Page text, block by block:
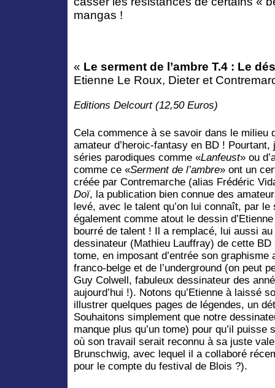
mangas !
« Le serment de l’ambre T.4 : Le
Etienne Le Roux, Dieter et
Editions Delcourt (12,50 Euros)
Cela commence à se savoir dans le milieu
amateur d’heroic-fantasy en BD !
séries parodiques comme «Lanfeust» ou
comme ce «Serment de l’ambre» ont un
créée par Contremarche (alias Frédéric
Doï, la publication bien connue des
levé, avec le talent qu’on lui connaît, par
également comme atout le dessin
bourré de talent ! Il a remplacé, lui aussi
dessinateur (Mathieu Lauffray) de cette
tome, en imposant d’entrée son
franco-belge et de l’underground (on peut
Guy Colwell, fabuleux dessinateur des
aujourd’hui !). Notons qu’Etienne à laissé
illustrer quelques pages de légendes, un
Souhaitons simplement que notre
manque plus qu’un tome) pour qu’il
où son travail serait reconnu à sa juste
Brunschwig, avec lequel il a collaboré
pour le compte du festival de Blois ?).